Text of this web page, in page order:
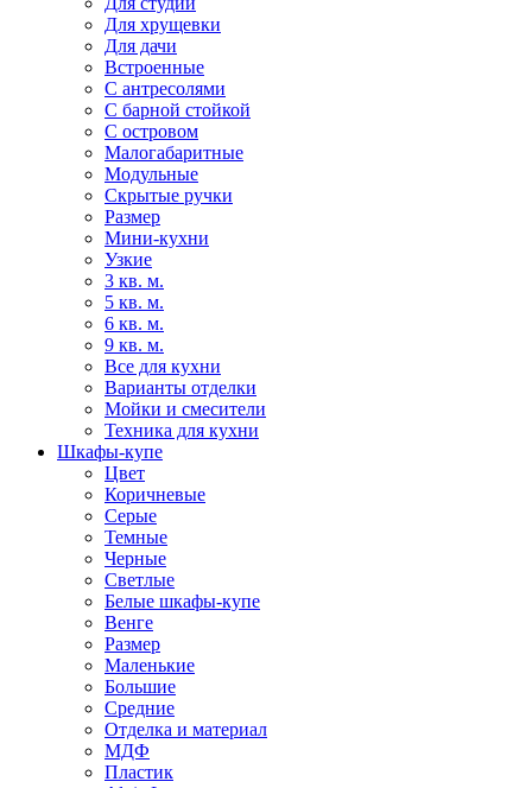
Для хрущевки
Для дачи
Встроенные
С антресолями
С барной стойкой
С островом
Малогабаритные
Модульные
Скрытые ручки
Размер
Мини-кухни
Узкие
3 кв. м.
5 кв. м.
6 кв. м.
9 кв. м.
Все для кухни
Варианты отделки
Мойки и смесители
Техника для кухни
Шкафы-купе
Цвет
Коричневые
Серые
Темные
Черные
Светлые
Белые шкафы-купе
Венге
Размер
Маленькие
Большие
Средние
Отделка и материал
МДФ
Пластик